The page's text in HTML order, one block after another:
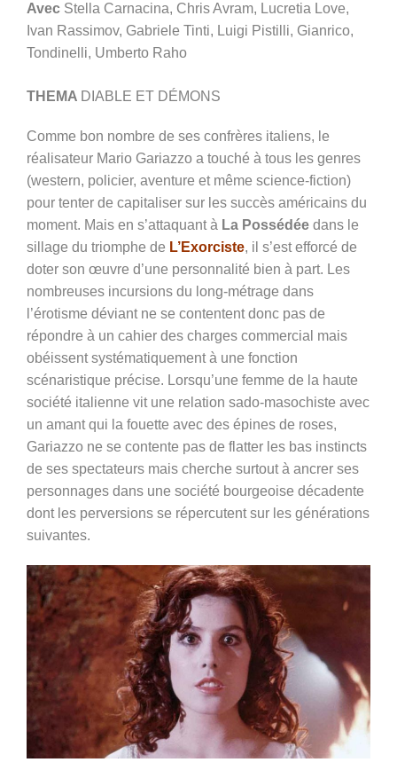
Avec Stella Carnacina, Chris Avram, Lucretia Love,
Ivan Rassimov, Gabriele Tinti, Luigi Pistilli, Gianrico,
Tondinelli, Umberto Raho
THEMA DIABLE ET DÉMONS
Comme bon nombre de ses confrères italiens, le
réalisateur Mario Gariazzo a touché à tous les genres
(western, policier, aventure et même science-fiction)
pour tenter de capitaliser sur les succès américains du
moment. Mais en s’attaquant à La Possédée dans le
sillage du triomphe de L’Exorciste, il s’est efforcé de
doter son œuvre d’une personnalité bien à part. Les
nombreuses incursions du long-métrage dans
l’érotisme déviant ne se contentent donc pas de
répondre à un cahier des charges commercial mais
obéissent systématiquement à une fonction
scénaristique précise. Lorsqu’une femme de la haute
société italienne vit une relation sado-masochiste avec
un amant qui la fouette avec des épines de roses,
Gariazzo ne se contente pas de flatter les bas instincts
de ses spectateurs mais cherche surtout à ancrer ses
personnages dans une société bourgeoise décadente
dont les perversions se répercutent sur les générations
suivantes.